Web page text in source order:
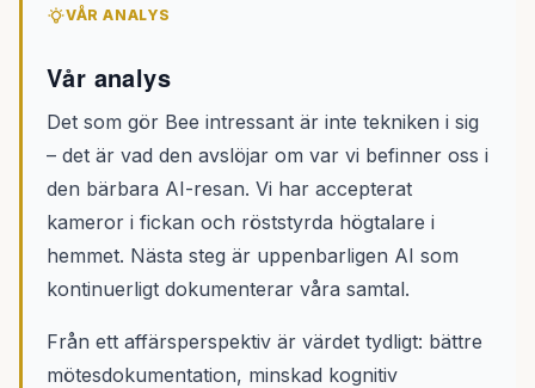
VÅR ANALYS
Vår analys
Det som gör Bee intressant är inte tekniken i sig
– det är vad den avslöjar om var vi befinner oss i
den bärbara AI-resan. Vi har accepterat
kameror i fickan och röststyrda högtalare i
hemmet. Nästa steg är uppenbarligen AI som
kontinuerligt dokumenterar våra samtal.
Från ett affärsperspektiv är värdet tydligt: bättre
mötesdokumentation, minskad kognitiv